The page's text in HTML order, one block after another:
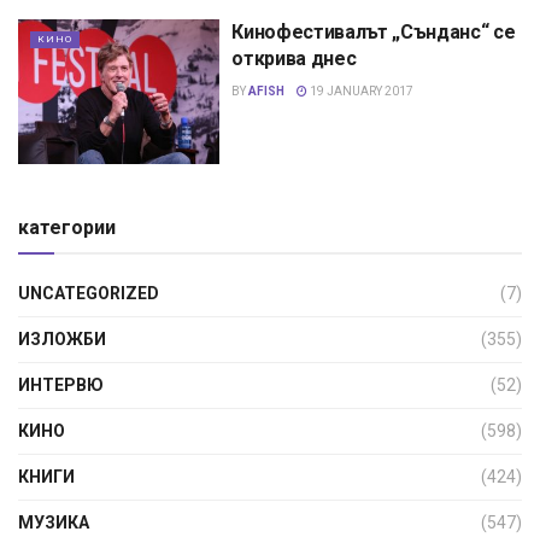
КИНО
Кинофестивалът „Сънданс“ се
открива днес
BYAFISH 19 JANUARY 2017
категории
UNCATEGORIZED (7)
ИЗЛОЖБИ (355)
ИНТЕРВЮ (52)
КИНО (598)
КНИГИ (424)
МУЗИКА (547)